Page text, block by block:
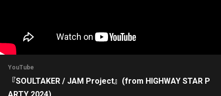
YouTube
『SOULTAKER / JAM Project』(from HIGHWAY STAR P